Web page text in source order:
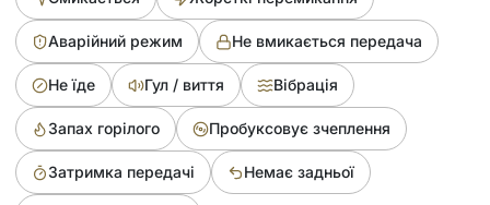
Аварійний режим Не вмикається передача
Не їде Гул / виття Вібрація
Запах горілого Пробуксовує зчеплення
Затримка передачі Немає задньої